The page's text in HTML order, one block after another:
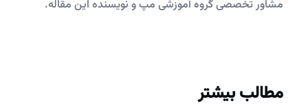
مشاور تخصصی گروه آموزشی مپ و نویسنده این مقاله.
مطالب بیشتر